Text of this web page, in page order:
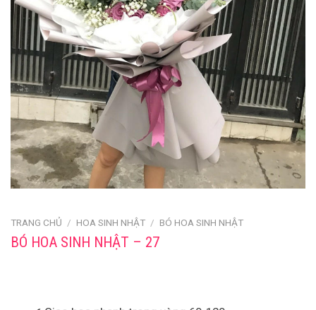
TRANG CHỦ / HOA SINH NHẬT / BÓ HOA SINH NHẬT
BÓ HOA SINH NHẬT – 27